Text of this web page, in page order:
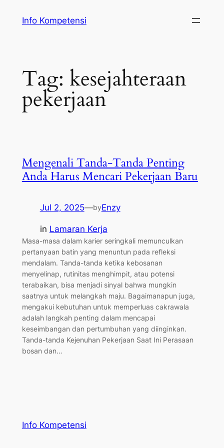
Info Kompetensi
Tag: kesejahteraan
pekerjaan
Mengenali Tanda-Tanda Penting
Anda Harus Mencari Pekerjaan Baru
Jul 2, 2025—byEnzy
in Lamaran Kerja
Masa-masa dalam karier seringkali memunculkan
pertanyaan batin yang menuntun pada refleksi
mendalam. Tanda-tanda ketika kebosanan
menyelinap, rutinitas menghimpit, atau potensi
terabaikan, bisa menjadi sinyal bahwa mungkin
saatnya untuk melangkah maju. Bagaimanapun juga,
mengakui kebutuhan untuk memperluas cakrawala
adalah langkah penting dalam mencapai
keseimbangan dan pertumbuhan yang diinginkan.
Tanda-tanda Kejenuhan Pekerjaan Saat Ini Perasaan
bosan dan…
Info Kompetensi